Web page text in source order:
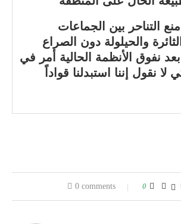
التناحر بين الجماعات
والحيلولة دون الصراع
نفوق الأنظمة الحالية أمر في
لا نقول إننا استبدلنا قواداً
0 comments 0